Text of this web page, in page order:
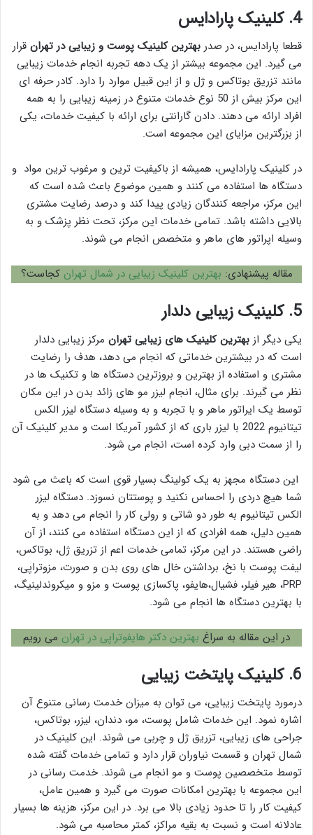
4. کلینیک پارادایس
قطعا پارادایس، در صدر بهترین کلینیک پوست و زیبایی در تهران قرار
می گیرد. این مجموعه بیشتر از یک دهه تجربه انجام خدمات زیبایی
مانند تزریق بوتاکس و ژل و از این قبیل موارد را دارد. کادر حرفه ای
این مرکز بیش از 50 نوع خدمات متنوع در زمینه زیبایی را به همه
افراد ارائه می دهند. دادن گارانتی برای ارائه با کیفیت خدمات، یکی
از بزرگترین مزایای این مجموعه است.
در کلینیک پارادایس، همیشه از باکیفیت ترین و مرغوب ترین مواد و
دستگاه ها استفاده می کنند و همین موضوع باعث شده است که
این مرکز، مراجعه کنندگان زیادی پیدا کند و درصد رضایت مشتری
بالایی داشته باشد. تمامی خدمات این مرکز، تحت نظر پزشک و به
وسیله اپراتور های ماهر و متخصص انجام می شوند.
مقاله پیشنهادی: بهترین کلینیک زیبایی در شمال تهران کجاست؟
5. کلینیک زیبایی دلدار
یکی دیگر از بهترین کلینیک های زیبایی تهران مرکز زیبایی دلدار
است که در بیشترین خدماتی که انجام می دهد، هدف را رضایت
مشتری و استفاده از بهترین و بروزترین دستگاه ها و تکنیک ها در
نظر می گیرند. برای مثال، انجام لیزر مو های زائد بدن در این مکان
توسط یک ایراتور ماهر و با تجربه و به وسیله دستگاه لیزر الکس
تیتانیوم 2022 با لیزر باری که از کشور آمریکا است و مدیر کلینیک آن
را از سمت دبی وارد کرده است، انجام می شود.
این دستگاه مجهز به یک کولینگ بسیار قوی است که باعث می شود
شما هیچ دردی را احساس نکنید و پوستتان نسوزد. دستگاه لیزر
الکس تیتانیوم به طور دو شاتی و رولی کار را انجام می دهد و به
همین دلیل، همه افرادی که از این دستگاه استفاده می کنند، از آن
راضی هستند. در این مرکز، تمامی خدمات اعم از تزریق ژل، بوتاکس،
لیفت پوست با نخ، برداشتن خال های روی بدن و صورت، مزوتراپی،
PRP، هیر فیلر، فشیال،هایفو، پاکسازی پوست و مزو و میکروندلینیگ،
با بهترین دستگاه ها انجام می شود.
در این مقاله به سراغ بهترین دکتر هایفوتراپی در تهران می رویم
6. کلینیک پایتخت زیبایی
درمورد پایتخت زیبایی، می توان به میزان خدمت رسانی متنوع آن
اشاره نمود. این خدمات شامل پوست، مو، دندان، لیزر، بوتاکس،
جراحی های زیبایی، تزریق ژل و چربی می شوند. این کلینیک در
شمال تهران و قسمت نیاوران قرار دارد و تمامی خدمات گفته شده
توسط متخصصین پوست و مو انجام می شوند. خدمت رسانی در
این مجموعه با بهترین امکانات صورت می گیرد و همین عامل،
کیفیت کار را تا حدود زیادی بالا می برد. در این مرکز، هزینه ها بسیار
عادلانه است و نسبت به بقیه مراکز، کمتر محاسبه می شود.